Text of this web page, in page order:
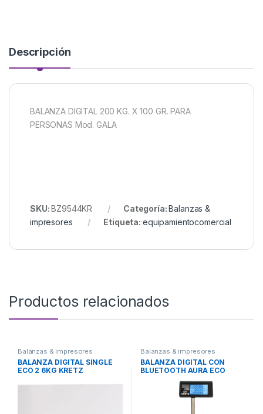
Descripción
BALANZA DIGITAL 200 KG. X 100 GR. PARA
PERSONAS Mod. GALA
SKU:BZ9544KR Categoría:Balanzas &
impresores
Etiqueta: equipamientocomercial
Productos relacionados
Balanzas & impresores
BALANZA DIGITAL SINGLE
ECO 2 6KG KRETZ
Balanzas & impresores
BALANZA DIGITAL CON
BLUETOOTH AURA ECO